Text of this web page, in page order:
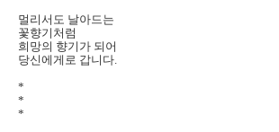
멀리서도 날아드는
꽃향기처럼
희망의 향기가 되어
당신에게로 갑니다.
*
*
*